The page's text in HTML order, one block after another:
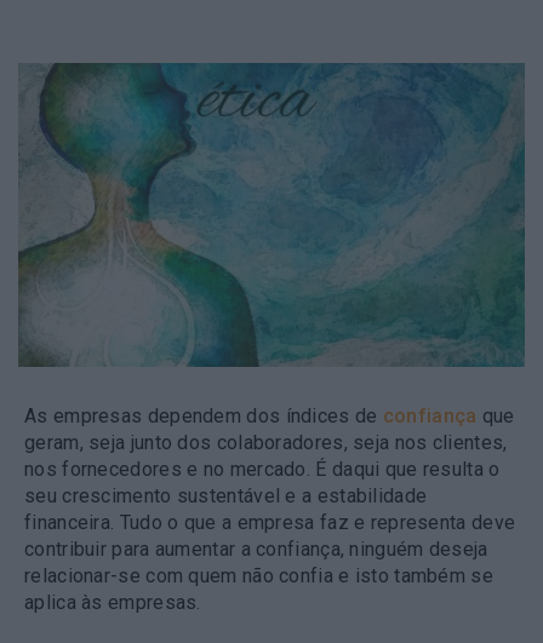
As empresas dependem dos índices de confiança que
geram, seja junto dos colaboradores, seja nos clientes,
nos fornecedores e no mercado. É daqui que resulta o
seu crescimento sustentável e a estabilidade
financeira. Tudo o que a empresa faz e representa deve
contribuir para aumentar a confiança, ninguém deseja
relacionar-se com quem não confia e isto também se
aplica às empresas.